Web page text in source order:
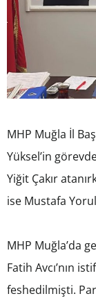
MHP Muğla İl
Yüksel’in
Yiğit Çakır
ise Mustafa
MHP Muğla’da
Fatih Avcı’nın
feshedilmişti.